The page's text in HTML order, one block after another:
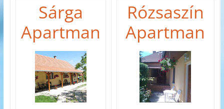
Sárga
Apartman
Rózsaszín
Apartman